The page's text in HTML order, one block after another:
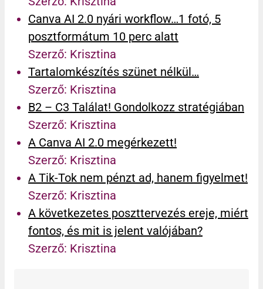
Canva AI 2.0 nyári workflow…1 fotó, 5
posztformátum 10 perc alatt
Szerző: Krisztina
Tartalomkészítés szünet nélkül…
Szerző: Krisztina
B2 – C3 Találat! Gondolkozz stratégiában
Szerző: Krisztina
A Canva AI 2.0 megérkezett!
Szerző: Krisztina
A Tik-Tok nem pénzt ad, hanem figyelmet!
Szerző: Krisztina
A következetes poszttervezés ereje, miért
fontos, és mit is jelent valójában?
Szerző: Krisztina